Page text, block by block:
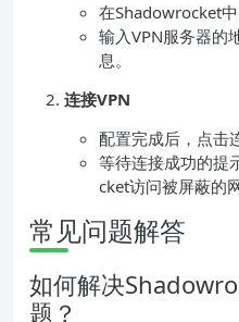
在Shadowrocket中
输入VPN服务器的
息。
连接VPN
配置完成后，点击
等待连接成功的提
cket访问被屏蔽的网
常见问题解答
如何解决
题？